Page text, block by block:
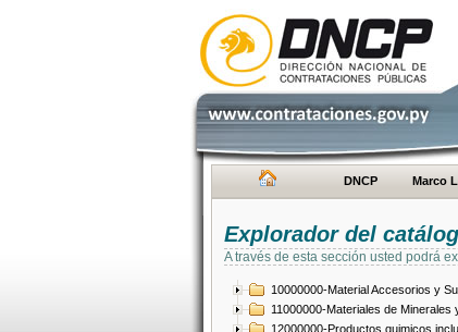
DNCP Marco
Explorador del
A través de esta sección usted podrá
10000000-Material Accesorios y
11000000-Materiales de Minerales
12000000-Productos quimicos